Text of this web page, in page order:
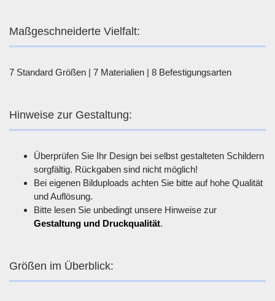
Maßgeschneiderte Vielfalt:
7 Standard Größen | 7 Materialien | 8 Befestigungsarten
Hinweise zur Gestaltung:
Überprüfen Sie Ihr Design bei selbst gestalteten Schildern
sorgfältig. Rückgaben sind nicht möglich!
Bei eigenen Bilduploads achten Sie bitte auf hohe Qualität
und Auflösung.
Bitte lesen Sie unbedingt unsere Hinweise zur
Gestaltung und Druckqualität.
Größen im Überblick: